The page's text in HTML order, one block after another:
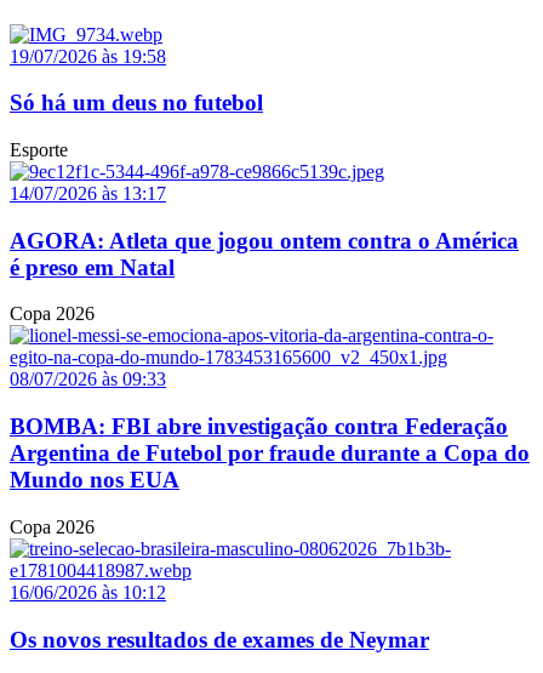
19/07/2026 às 19:58
Só há um deus no futebol
Esporte
14/07/2026 às 13:17
AGORA: Atleta que jogou ontem contra o América
é preso em Natal
Copa 2026
08/07/2026 às 09:33
BOMBA: FBI abre investigação contra Federação
Argentina de Futebol por fraude durante a Copa do
Mundo nos EUA
Copa 2026
16/06/2026 às 10:12
Os novos resultados de exames de Neymar